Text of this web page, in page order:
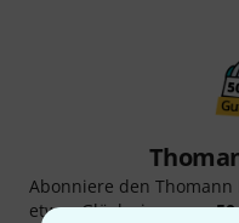
Abonniere den
etwas Glück einen von